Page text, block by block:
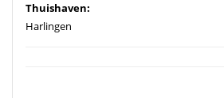
Thuishaven:
Harlingen